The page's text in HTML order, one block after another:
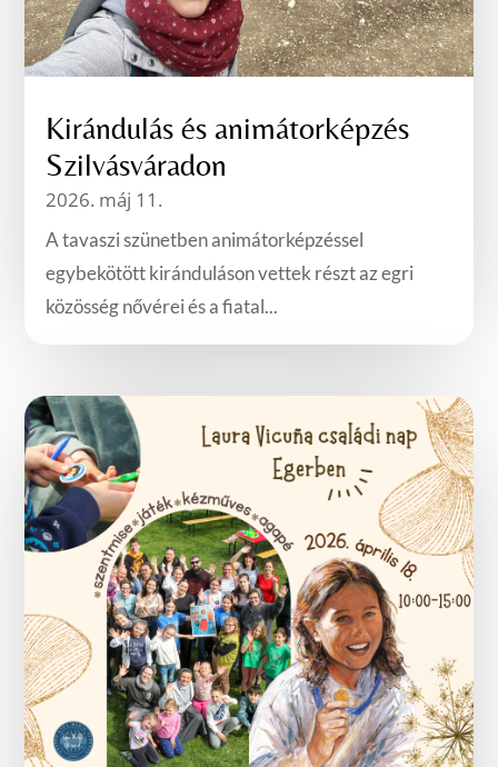
Kirándulás és animátorképzés
Szilvásváradon
2026. máj 11.
A tavaszi szünetben animátorképzéssel
egybekötött kiránduláson vettek részt az egri
közösség nővérei és a fiatal...